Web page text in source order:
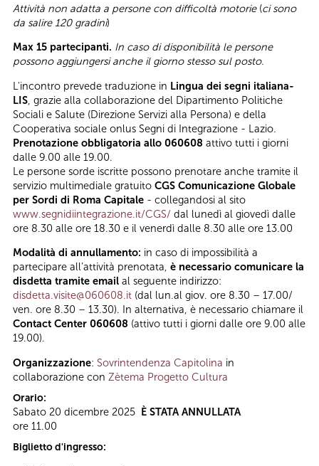
Attività non adatta a persone con difficoltà motorie(ci sono
da salire 120 gradini)
Max 15 partecipanti. In caso di disponibilità le persone
possono aggiungersi anche il giorno stesso sul posto.
L'incontro prevede traduzione in Lingua dei segni italiana-
LIS, grazie alla collaborazione del Dipartimento Politiche
Sociali e Salute (Direzione Servizi alla Persona) e della
Cooperativa sociale onlus Segni di Integrazione - Lazio.
Prenotazione obbligatoria allo 060608 attivo tutti i giorni
dalle 9.00 alle 19.00.
Le persone sorde iscritte possono prenotare anche tramite il
servizio multimediale gratuito CGS Comunicazione Globale
per Sordi di Roma Capitale - collegandosi al sito
www.segnidiintegrazione.it/CGS/ dal lunedì al giovedì dalle
ore 8.30 alle ore 18.30 e il venerdì dalle 8.30 alle ore 13.00
Modalità di annullamento: in caso di impossibilità a
partecipare all’attività prenotata, è necessario comunicare la
disdetta tramite email al seguente indirizzo:
disdetta.visite@060608.it (dal lun.al giov. ore 8.30 – 17.00/
ven. ore 8.30 – 13.30). In alternativa, è necessario chiamare il
Contact Center 060608 (attivo tutti i giorni dalle ore 9.00 alle
19.00).
Organizzazione: Sovrintendenza Capitolina in
collaborazione con Zètema Progetto Cultura
Orario:
Sabato 20 dicembre 2025 È STATA ANNULLATA
ore 11.00
Biglietto d'ingresso: